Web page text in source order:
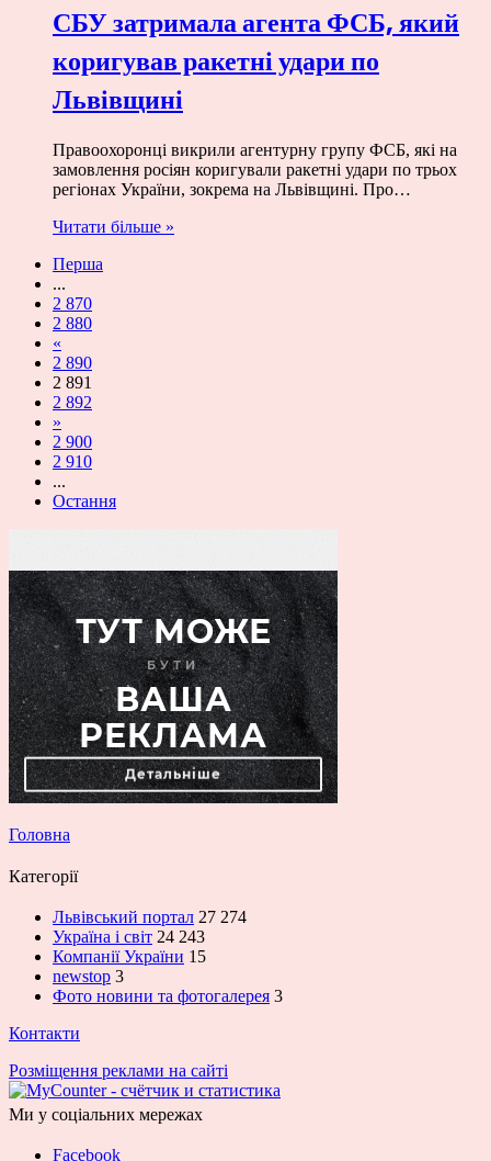
СБУ затримала агента ФСБ, який
коригував ракетні удари по
Львівщині
Правоохоронці викрили агентурну групу ФСБ, які на
замовлення росіян коригували ракетні удари по трьох
регіонах України, зокрема на Львівщині. Про…
Читати більше »
Перша
...
2 870
2 880
«
2 890
2 891
2 892
»
2 900
2 910
...
Остання
Головна
Категорії
Львівський портал 27 274
Україна і світ 24 243
Компанії України 15
newstop 3
Фото новини та фотогалерея 3
Контакти
Розміщення реклами на сайті
Ми у соціальних мережах
Facebook